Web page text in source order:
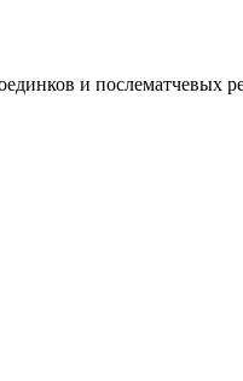
и послематчевых